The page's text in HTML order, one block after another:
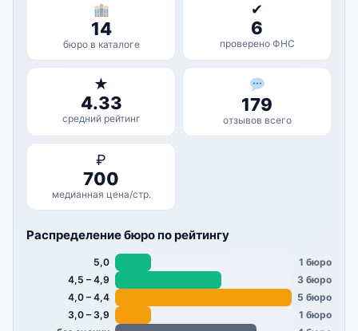
14
бюро в каталоге
✔
6
проверено ФНС
★
4.33
средний рейтинг
179
отзывов всего
₽
700
медианная цена/стр.
Распределение бюро по рейтингу
5,0
1 бюро
4,5 – 4,9
3 бюро
4,0 – 4,4
5 бюро
3,0 – 3,9
1 бюро